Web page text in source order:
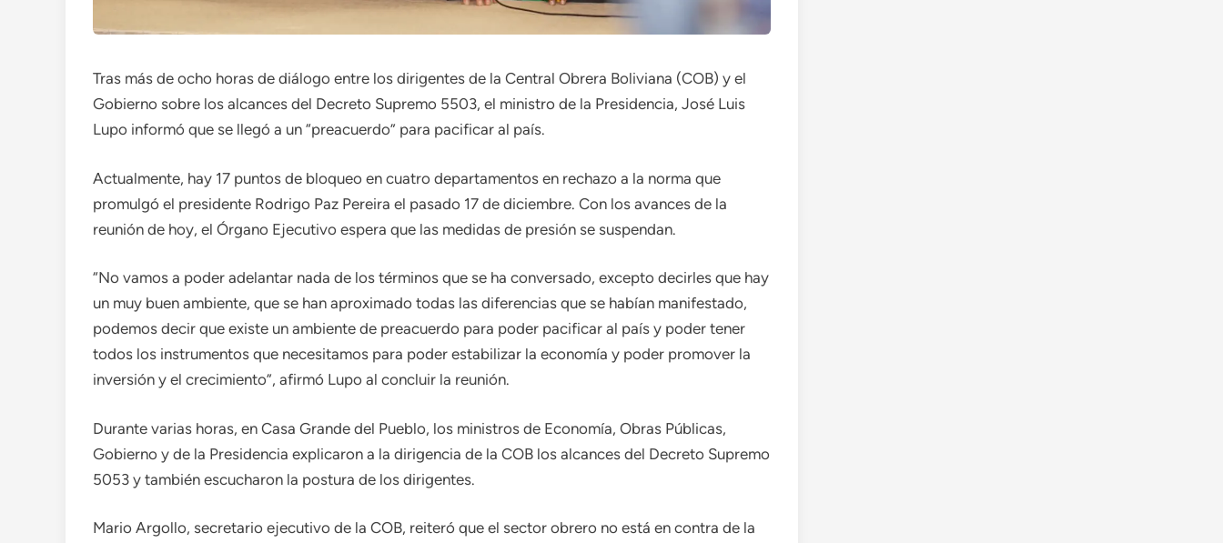
Tras más de ocho horas de diálogo entre los dirigentes de la Central Obrera Boliviana (COB) y el
Gobierno sobre los alcances del Decreto Supremo 5503, el ministro de la Presidencia, José Luis
Lupo informó que se llegó a un “preacuerdo” para pacificar al país.
Actualmente, hay 17 puntos de bloqueo en cuatro departamentos en rechazo a la norma que
promulgó el presidente Rodrigo Paz Pereira el pasado 17 de diciembre. Con los avances de la
reunión de hoy, el Órgano Ejecutivo espera que las medidas de presión se suspendan.
“No vamos a poder adelantar nada de los términos que se ha conversado, excepto decirles que hay
un muy buen ambiente, que se han aproximado todas las diferencias que se habían manifestado,
podemos decir que existe un ambiente de preacuerdo para poder pacificar al país y poder tener
todos los instrumentos que necesitamos para poder estabilizar la economía y poder promover la
inversión y el crecimiento”, afirmó Lupo al concluir la reunión.
Durante varias horas, en Casa Grande del Pueblo, los ministros de Economía, Obras Públicas,
Gobierno y de la Presidencia explicaron a la dirigencia de la COB los alcances del Decreto Supremo
5053 y también escucharon la postura de los dirigentes.
Mario Argollo, secretario ejecutivo de la COB, reiteró que el sector obrero no está en contra de la